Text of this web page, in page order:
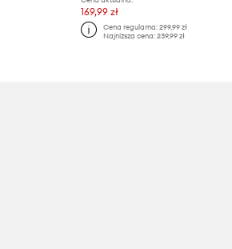
169,99 zł
Cena regularna: 299,99 zł
Najniższa cena: 239,99 zł